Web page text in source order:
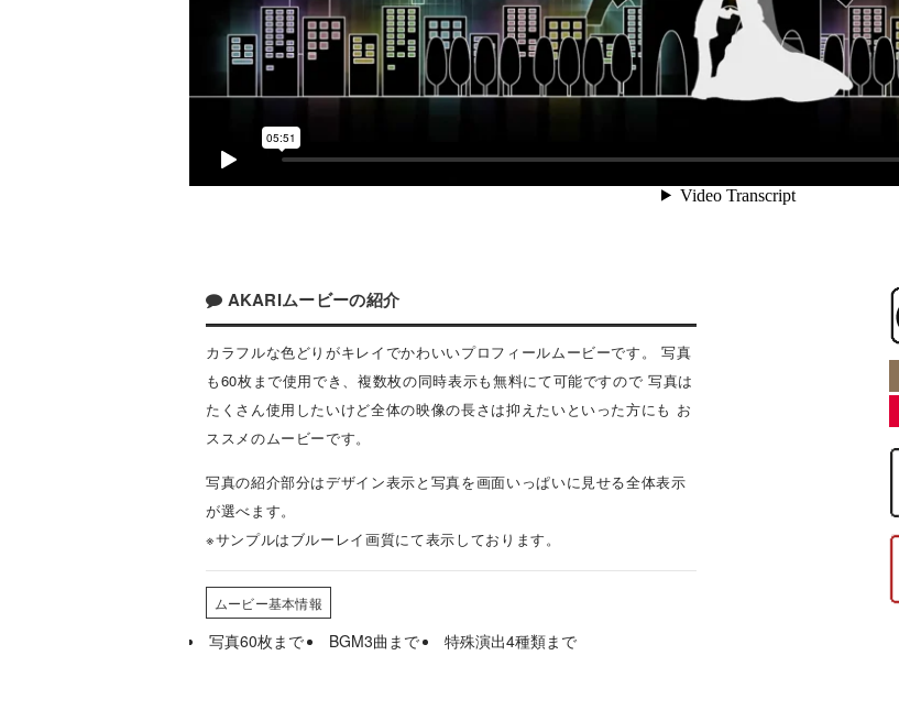
AKARIムービーの紹介
カラフルな色どりがキレイでかわいいプロフィールムービーです。 写真
も60枚まで使用でき、複数枚の同時表示も無料にて可能ですので 写真は
たくさん使用したいけど全体の映像の長さは抑えたいといった方にも お
ススメのムービーです。
写真の紹介部分はデザイン表示と写真を画面いっぱいに見せる全体表示
が選べます。
※サンプルはブルーレイ画質にて表示しております。
ムービー基本情報
写真60枚まで BGM3曲まで 特殊演出4種類まで